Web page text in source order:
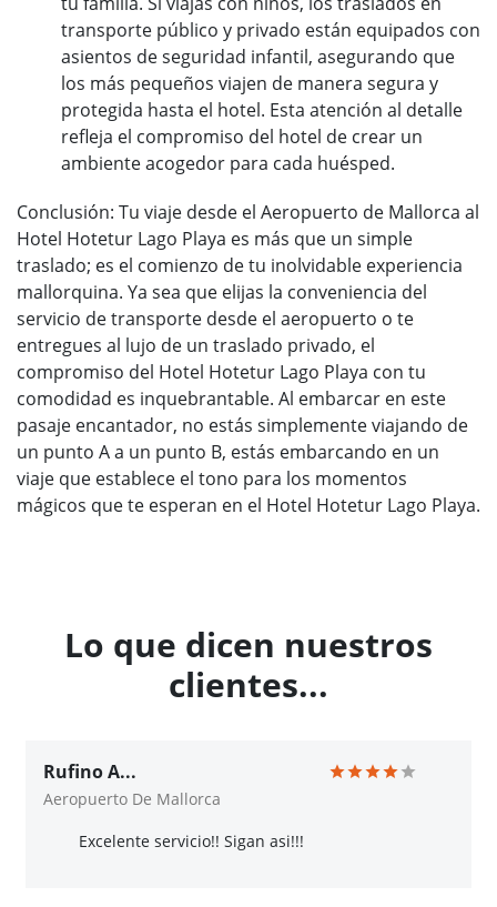
transporte público y privado están equipados con
asientos de seguridad infantil, asegurando que
los más pequeños viajen de manera segura y
protegida hasta el hotel. Esta atención al detalle
refleja el compromiso del hotel de crear un
ambiente acogedor para cada huésped.
Conclusión: Tu viaje desde el Aeropuerto de Mallorca al
Hotel Hotetur Lago Playa es más que un simple
traslado; es el comienzo de tu inolvidable experiencia
mallorquina. Ya sea que elijas la conveniencia del
servicio de transporte desde el aeropuerto o te
entregues al lujo de un traslado privado, el
compromiso del Hotel Hotetur Lago Playa con tu
comodidad es inquebrantable. Al embarcar en este
pasaje encantador, no estás simplemente viajando de
un punto A a un punto B, estás embarcando en un
viaje que establece el tono para los momentos
mágicos que te esperan en el Hotel Hotetur Lago Playa.
Lo que dicen nuestros
clientes...
Rufino A...
Aeropuerto De Mallorca
Excelente servicio!! Sigan asi!!!